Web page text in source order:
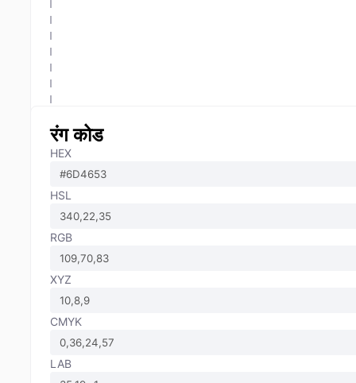
रंग कोड
HEX
HSL
RGB
XYZ
CMYK
LAB